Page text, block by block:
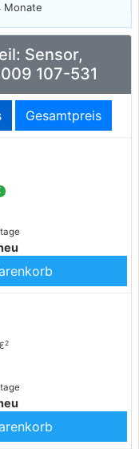
Monate
Sensor,
107-531
Gesamtpreis
2